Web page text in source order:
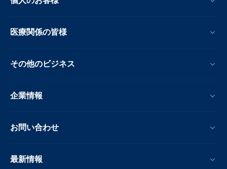
医療関係の皆様
その他のビジネス
企業情報
お問い合わせ
最新情報